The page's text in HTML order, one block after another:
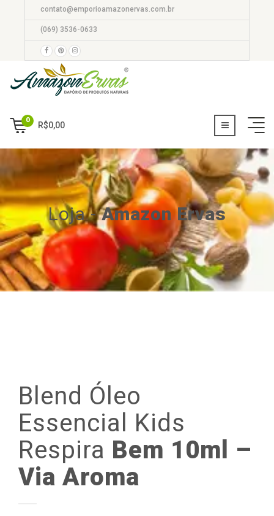
contato@emporioamazonervas.com.br
(069) 3536-0633
0
R$0,00
Loja -Amazon Ervas
Blend Óleo
Essencial Kids
Respira Bem 10ml –
Via Aroma